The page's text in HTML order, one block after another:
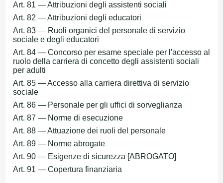
Art. 81 — Attribuzioni degli assistenti sociali
Art. 82 — Attribuzioni degli educatori
Art. 83 — Ruoli organici del personale di servizio
sociale e degli educatori
Art. 84 — Concorso per esame speciale per l'accesso al
ruolo della carriera di concetto degli assistenti sociali
per adulti
Art. 85 — Accesso alla carriera direttiva di servizio
sociale
Art. 86 — Personale per gli uffici di sorveglianza
Art. 87 — Norme di esecuzione
Art. 88 — Attuazione dei ruoli del personale
Art. 89 — Norme abrogate
Art. 90 — Esigenze di sicurezza [ABROGATO]
Art. 91 — Copertura finanziaria